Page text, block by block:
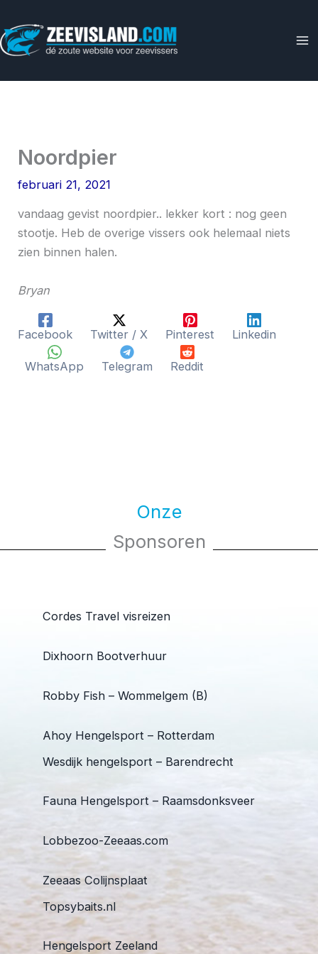
naar
de
Noordpier
februari 21, 2021
vandaag gevist noordpier.. lekker kort : nog geen
stootje. Heb de overige vissers ook helemaal niets
zien binnen halen.
Bryan
Facebook Twitter / X Pinterest Linkedin
WhatsApp Telegram Reddit
Onze
Sponsoren
Cordes Travel visreizen
Dixhoorn Bootverhuur
Robby Fish – Wommelgem (B)
Ahoy Hengelsport – Rotterdam
Wesdijk hengelsport – Barendrecht
Fauna Hengelsport – Raamsdonksveer
Lobbezoo-Zeeaas.com
Zeeaas Colijnsplaat
Topsybaits.nl
Hengelsport Zeeland